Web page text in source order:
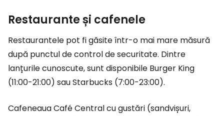
Restaurante și cafenele
Restaurantele pot fi găsite într-o mai mare măsură
după punctul de control de securitate. Dintre
lanțurile cunoscute, sunt disponibile Burger King
(11:00-21:00) sau Starbucks (7:00-23:00).
Cafeneaua Café Central cu gustări (sandvișuri,